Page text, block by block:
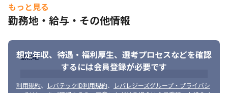
＜入社時・案件参画中＞
・入社後の早期活躍＆定着に向けた支援として「オンボーディン
グ制度」を導入しています。この制度では、入社後から継続した
「1on1」の定期実施などの、様々な施策を行っております。
・本社勤務の場合は、自社プロダクト開発や受託開発などの社内
業務を準備しています。それら社内業務と並行し、当社技術責任
者が社員一人一人の目指したい方向性をじっくりとヒアリング
し、次月からの案件を探していきます。
もっと見る
勤務地・給与・その他情報
想定年収、待遇・福利厚生、 選考プロセスなどを確認
するには会員登録が必要です
利用規約、 レバテックID利用規約、
レバレジーズグループ・プライバシ
勤務地